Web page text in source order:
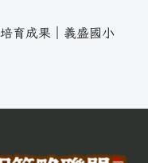
育成果｜義盛國小